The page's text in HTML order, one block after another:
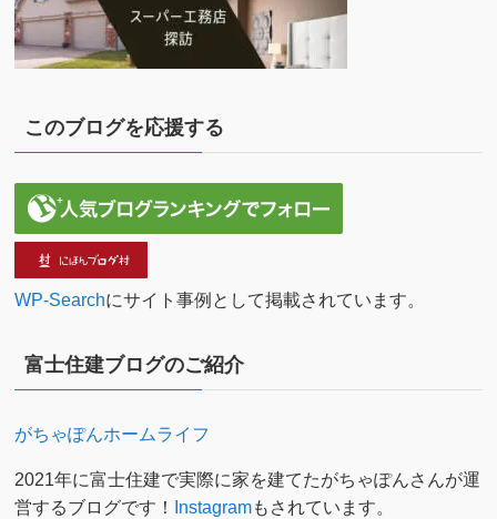
このブログを応援する
WP-Searchにサイト事例として掲載されています。
富士住建ブログのご紹介
がちゃぽんホームライフ
2021年に富士住建で実際に家を建てたがちゃぽんさんが運
営するブログです！ Instagramもされています。